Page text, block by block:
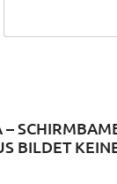
–
BILDET